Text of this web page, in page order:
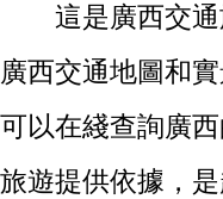
這是廣西交
廣西交通地圖和
可以在綫查詢廣
旅遊提供依據，